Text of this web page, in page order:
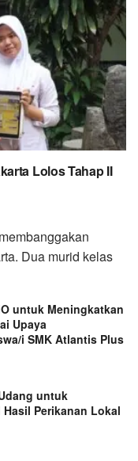
Lolos Tahap II
Dua murid kelas
untuk Meningkatkan
Upaya
i SMK Atlantis Plus
untuk
Perikanan Lokal